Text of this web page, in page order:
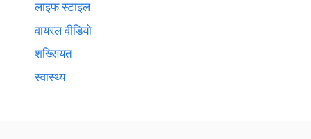
लाइफ स्टाइल
वायरल वीडियो
शख्सियत
स्वास्थ्य